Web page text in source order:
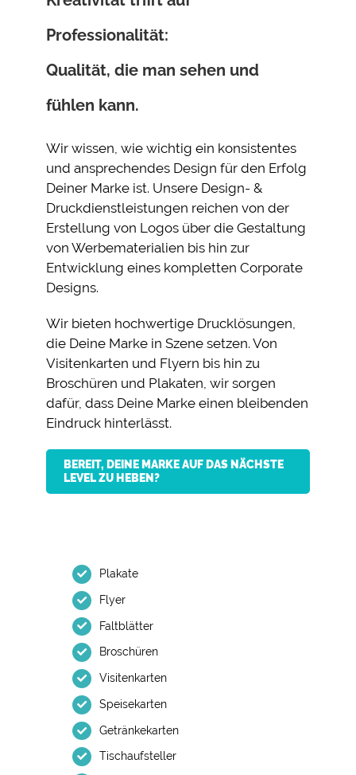
Professionalität:
Qualität, die man sehen und
fühlen kann.
Wir wissen, wie wichtig ein konsistentes
und ansprechendes Design für den Erfolg
Deiner Marke ist. Unsere Design- &
Druckdienstleistungen reichen von der
Erstellung von Logos über die Gestaltung
von Werbematerialien bis hin zur
Entwicklung eines kompletten Corporate
Designs.
Wir bieten hochwertige Drucklösungen,
die Deine Marke in Szene setzen. Von
Visitenkarten und Flyern bis hin zu
Broschüren und Plakaten, wir sorgen
dafür, dass Deine Marke einen bleibenden
Eindruck hinterlässt.
BEREIT, DEINE MARKE AUF DAS NÄCHSTE
LEVEL ZU HEBEN?
Plakate
Flyer
Faltblätter
Broschüren
Visitenkarten
Speisekarten
Getränkekarten
Tischaufsteller